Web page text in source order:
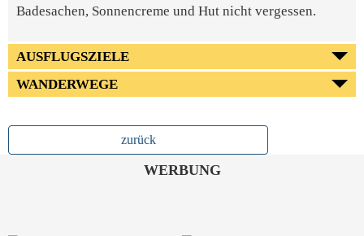
Badesachen, Sonnencreme und Hut nicht vergessen.
AUSFLUGSZIELE
WANDERWEGE
zurück
WERBUNG